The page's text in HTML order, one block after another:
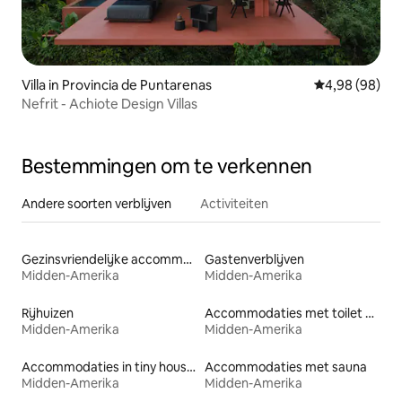
Villa in Provincia de Puntarenas Gemiddelde
4,98 (98)
Nefrit - Achiote Design Villas
Bestemmingen om te verkennen
Andere soorten verblijven Activiteiten
Gezinsvriendelijke accommodaties
Midden-Amerika
Gastenverblijven
Midden-Amerika
Rijhuizen
Midden-Amerika
Accommodaties met toilet op toegankelijke hoogte
Midden-Amerika
Accommodaties in tiny houses
Midden-Amerika
Accommodaties met sauna
Midden-Amerika